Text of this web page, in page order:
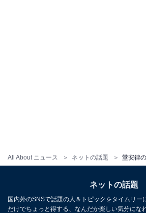
All About ニュース ネットの話題
ネットの話題
国内外のSNSで話題の人＆トピックをタイムリー
だけでちょっと得する、なんだか楽しい気分にな